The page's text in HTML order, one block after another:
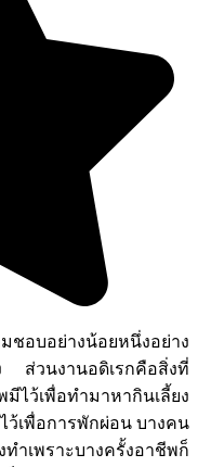
บอย่างน้อยหนึ่งอย่าง
ส่วนงานอดิเรกคือสิ่งที่
ว้เพื่อทำมาหากินเลี้ยง
ว้เพื่อการพักผ่อน บางคน
เพราะบางครั้งอาชีพก็